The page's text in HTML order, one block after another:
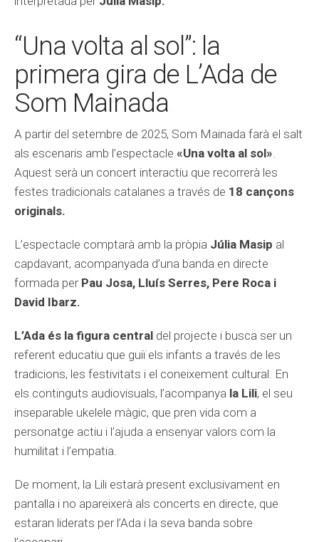
“Una volta al sol”: la
primera gira de L’Ada de
Som Mainada
A partir del setembre de 2025, Som Mainada farà el salt
als escenaris amb l’espectacle «Una volta al sol»
Aquest serà un concert interactiu que recorrerà les
festes tradicionals catalanes a través de 18 cançons
originals.
L’espectacle comptarà amb la pròpia Júlia Masip al
capdavant, acompanyada d’una banda en directe
formada per Pau Josa, Lluís Serres, Pere Roca i
David Ibarz.
L’Ada és la figura central del projecte i busca ser un
referent educatiu que guiï els infants a través de les
tradicions, les festivitats i el coneixement cultural. En
els continguts audiovisuals, l’acompanya la Lili, el seu
inseparable ukelele màgic, que pren vida com a
personatge actiu i l’ajuda a ensenyar valors com la
humilitat i l’empatia.
De moment, la Lili estarà present exclusivament en
pantalla i no apareixerà als concerts en directe, que
estaran liderats per l’Ada i la seva banda sobre